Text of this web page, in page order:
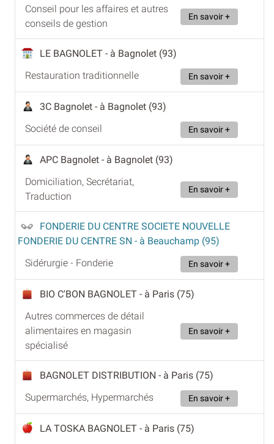
Conseil pour les affaires et autres
conseils de gestion
En savoir +
LE BAGNOLET - à Bagnolet (93)
Restauration traditionnelle
En savoir +
3C Bagnolet - à Bagnolet (93)
Société de conseil
En savoir +
APC Bagnolet - à Bagnolet (93)
Domiciliation, Secrétariat,
Traduction
En savoir +
FONDERIE DU CENTRE SOCIETE NOUVELLE
FONDERIE DU CENTRE SN - à Beauchamp (95)
Sidérurgie - Fonderie
En savoir +
BIO C'BON BAGNOLET - à Paris (75)
Autres commerces de détail
alimentaires en magasin
spécialisé
En savoir +
BAGNOLET DISTRIBUTION - à Paris (75)
Supermarchés, Hypermarchés
En savoir +
LA TOSKA BAGNOLET - à Paris (75)